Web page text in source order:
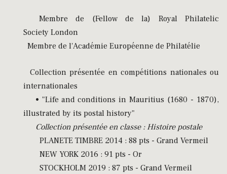
Membre de (Fellow de la) Royal Philatelic
Society London
Membre de l'Académie Européenne de Philatélie
Collection présentée en compétitions nationales ou
internationales
• "Life and conditions in Mauritius (1680 - 1870),
illustrated by its postal history"
Collection présentée en classe : Histoire postale
PLANETE TIMBRE 2014 : 88 pts - Grand Vermeil
NEW YORK 2016 : 91 pts - Or
STOCKHOLM 2019 : 87 pts - Grand Vermeil